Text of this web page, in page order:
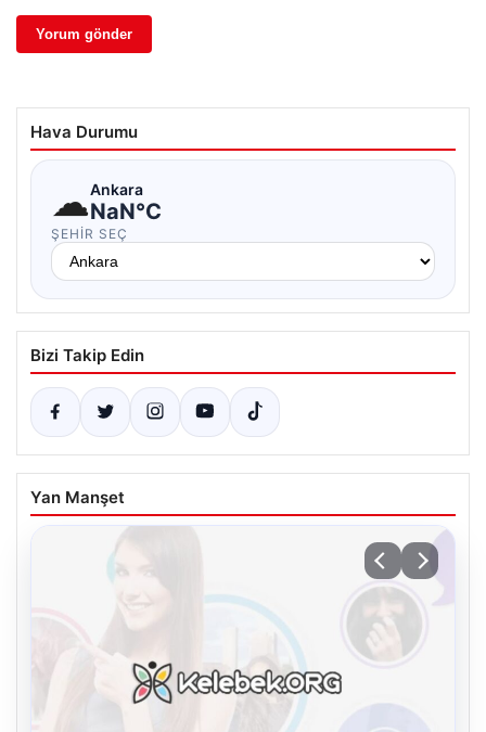
Hava Durumu
☁Ankara
NaN°C
ŞEHIR SEÇ
Bizi Takip Edin
Yan Manşet